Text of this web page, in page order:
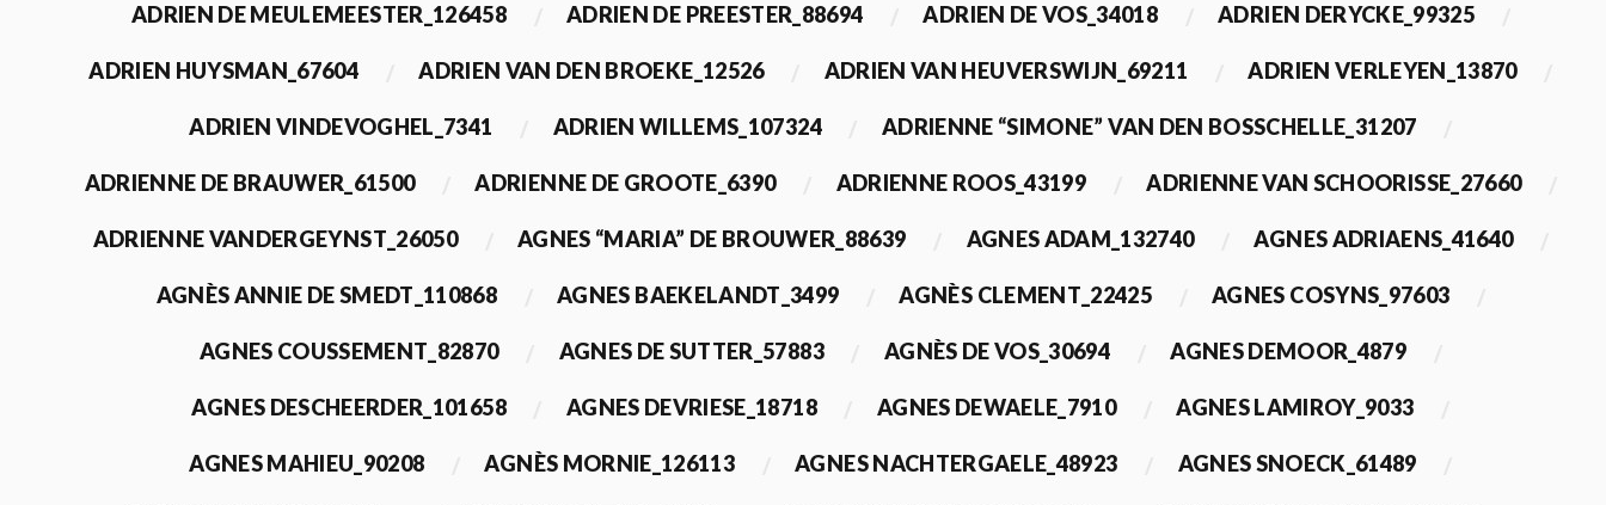
ADRIEN DE MEULEMEESTER_126458 ADRIEN DE PREESTER_88694 ADRIEN DE VOS_34018 ADRIEN DERYCKE_99325
ADRIEN HUYSMAN_67604 ADRIEN VAN DEN BROEKE_12526 ADRIEN VAN HEUVERSWIJN_69211 ADRIEN VERLEYEN_13870
ADRIEN VINDEVOGHEL_7341 ADRIEN WILLEMS_107324 ADRIENNE “SIMONE” VAN DEN BOSSCHELLE_31207
ADRIENNE DE BRAUWER_61500 ADRIENNE DE GROOTE_6390 ADRIENNE ROOS_43199 ADRIENNE VAN SCHOORISSE_27660
ADRIENNE VANDERGEYNST_26050 AGNES “MARIA” DE BROUWER_88639 AGNES ADAM_132740 AGNES ADRIAENS_41640
AGNÈS ANNIE DE SMEDT_110868 AGNES BAEKELANDT_3499 AGNÈS CLEMENT_22425 AGNES COSYNS_97603
AGNES COUSSEMENT_82870 AGNES DE SUTTER_57883 AGNÈS DE VOS_30694 AGNES DEMOOR_4879
AGNES DESCHEERDER_101658 AGNES DEVRIESE_18718 AGNES DEWAELE_7910 AGNES LAMIROY_9033
AGNES MAHIEU_90208 AGNÈS MORNIE_126113 AGNES NACHTERGAELE_48923 AGNES SNOECK_61489